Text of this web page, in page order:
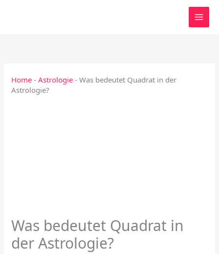
Home -Astrologie -Was bedeutet Quadrat in der
Astrologie?
Was bedeutet Quadrat in
der Astrologie?